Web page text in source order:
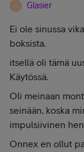
G Glasier
Ei ole sinussa
boksista.
itsellä oli tämä
Käytössä.
Oli meinaan
seinään, koska
impulsiivinen
Onnex en ollut